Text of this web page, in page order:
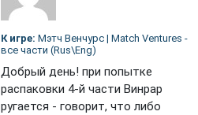
К игре: Мэтч Венчурс | Match Ventures -
все части (Rus\Eng)
Добрый день! при попытке
распаковки 4-й части Винрар
ругается - говорит, что либо